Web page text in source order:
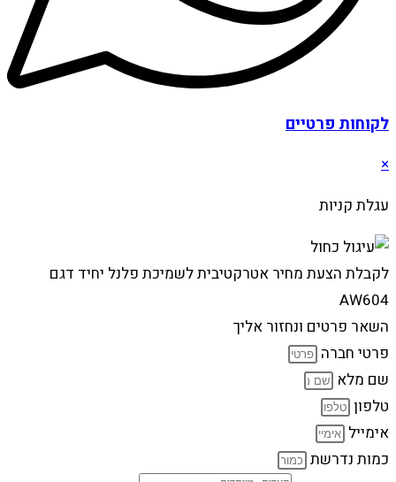
לקוחות פרטיים
×
עגלת קניות
לקבלת הצעת מחיר אטרקטיבית לשמיכת פלנל יחיד דגם
AW604
השאר פרטים ונחזור אליך
פרטי חברה
שם מלא
טלפון
אימייל
כמות נדרשת